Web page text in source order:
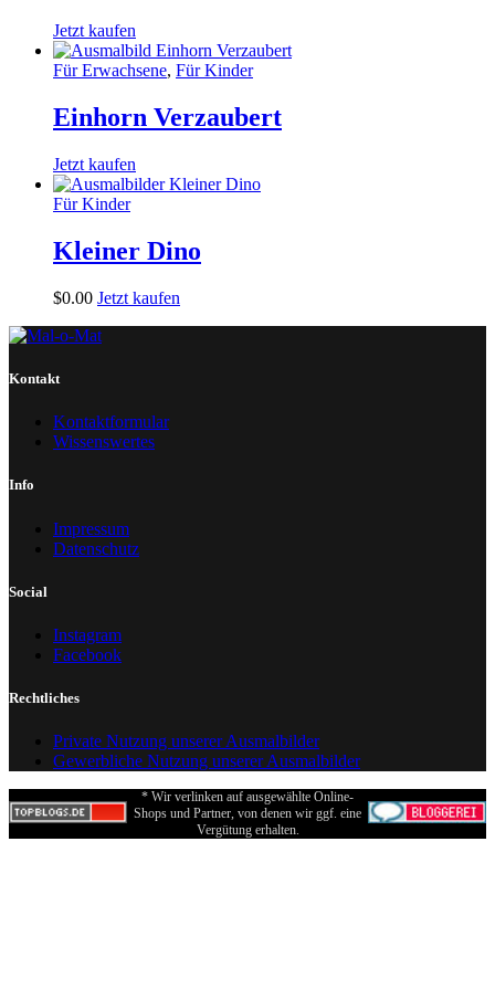
Jetzt kaufen
Für Erwachsene, Für Kinder
Einhorn Verzaubert
Jetzt kaufen
Für Kinder
Kleiner Dino
$0.00 Jetzt kaufen
Kontakt
Kontaktformular
Wissenswertes
Info
Impressum
Datenschutz
Social
Instagram
Facebook
Rechtliches
Private Nutzung unserer Ausmalbilder
Gewerbliche Nutzung unserer Ausmalbilder
* Wir verlinken auf ausgewählte Online-
Shops und Partner, von denen wir ggf. eine
Vergütung erhalten.